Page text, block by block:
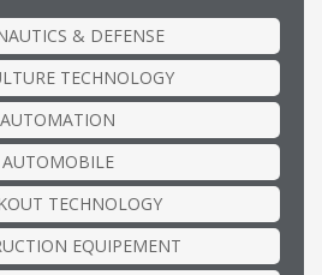
& DEFENSE
TECHNOLOGY
AUTOMATION
AUTOMOBILE
TECHNOLOGY
EQUIPEMENT